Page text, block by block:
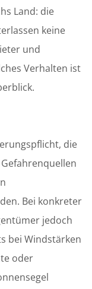
Land: die
keine
und
Verhalten ist
die
Bei konkreter
jedoch
bei Windstärken
oder